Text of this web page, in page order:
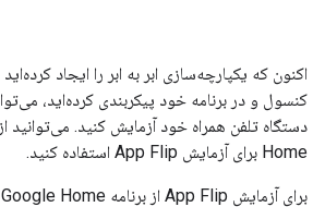
Home برای آزمایش App Flip استفاده کنید.
برای آزمایش App Flip از برنامه Google Home